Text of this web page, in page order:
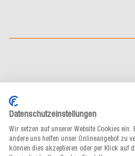
Das könnte Sie
Datenschutzeinstellungen
Wir setzen auf unserer Website Cookies
andere uns helfen unser Onlineangebot zu
können dies akzeptieren oder per Klick auf